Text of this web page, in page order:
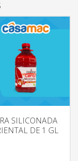
SILICONADA
DE 1 GL